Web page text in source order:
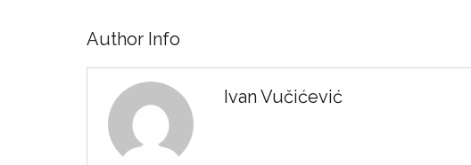
Author Info
Ivan Vučićević